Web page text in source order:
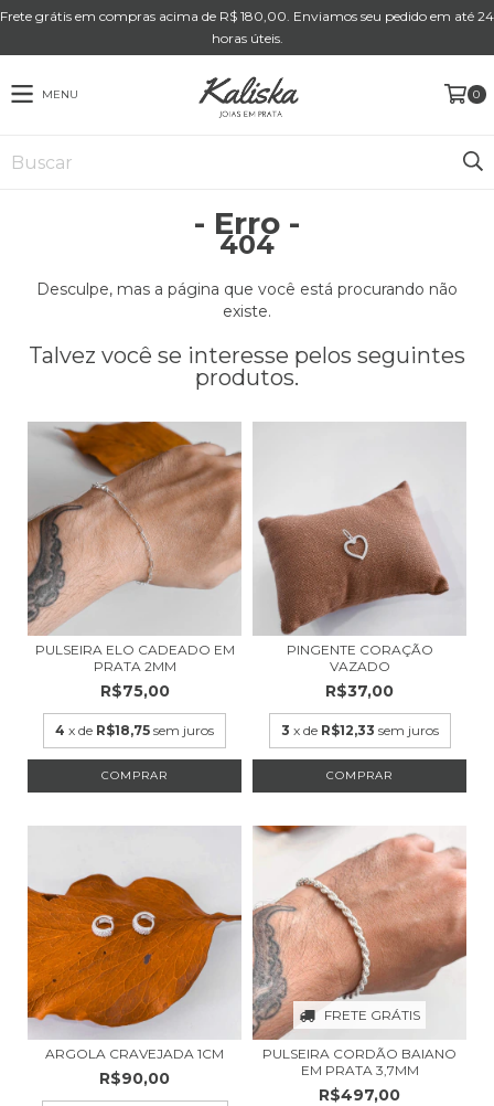
Frete grátis em compras acima de R$ 180,00. Enviamos seu pedido em até 24
horas úteis.
MENU 0
- Erro -
404
Desculpe, mas a página que você está procurando não
existe.
Talvez você se interesse pelos seguintes
produtos.
PULSEIRA ELO CADEADO EM
PRATA 2MM
R$75,00
4 x de R$18,75 sem juros
PINGENTE CORAÇÃO
VAZADO
R$37,00
3 x de R$12,33 sem juros
ARGOLA CRAVEJADA 1CM
R$90,00
FRETE GRÁTIS
PULSEIRA CORDÃO BAIANO
EM PRATA 3,7MM
R$497,00